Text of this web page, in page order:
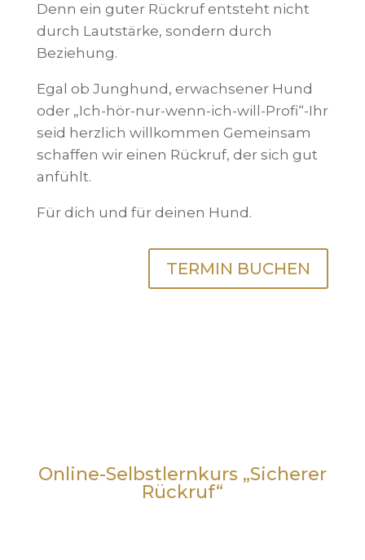
Denn ein guter Rückruf entsteht nicht
durch Lautstärke, sondern durch
Beziehung.
Egal ob Junghund, erwachsener Hund
oder „Ich-hör-nur-wenn-ich-will-Profi“-Ihr
seid herzlich willkommen Gemeinsam
schaffen wir einen Rückruf, der sich gut
anfühlt.
Für dich und für deinen Hund.
TERMIN BUCHEN
Online-Selbstlernkurs „Sicherer
Rückruf“